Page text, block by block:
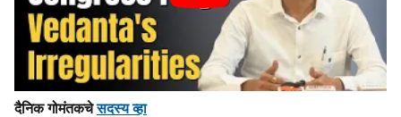
दैनिक गोमंतकचेसदस्य व्हा